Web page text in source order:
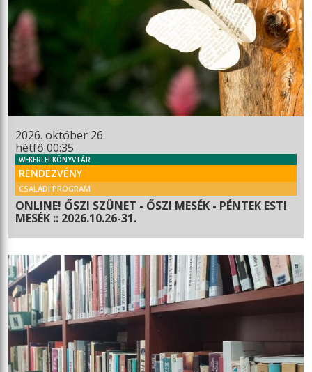
2026. október 26.
hétfő 00:35
WEKERLEI KÖNYVTÁR
RENDEZVÉNY
CSALÁDI PROGRAM
ONLINE! ŐSZI SZÜNET - ŐSZI MESÉK - PÉNTEK ESTI
MESÉK :: 2026.10.26-31.